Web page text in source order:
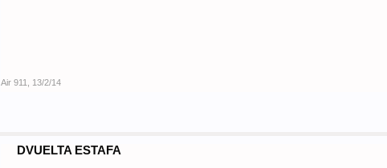
Air 911 13/2/14
DVUELTA ESTAFA